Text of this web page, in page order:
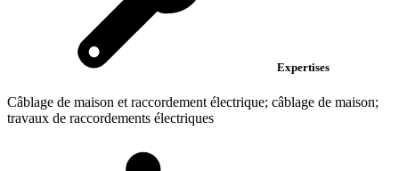
Expertises
Câblage de maison et raccordement électrique; câblage de maison;
travaux de raccordements électriques